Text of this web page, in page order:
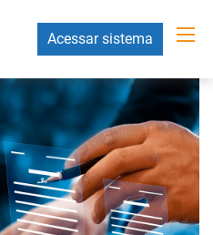
Acessar sistema